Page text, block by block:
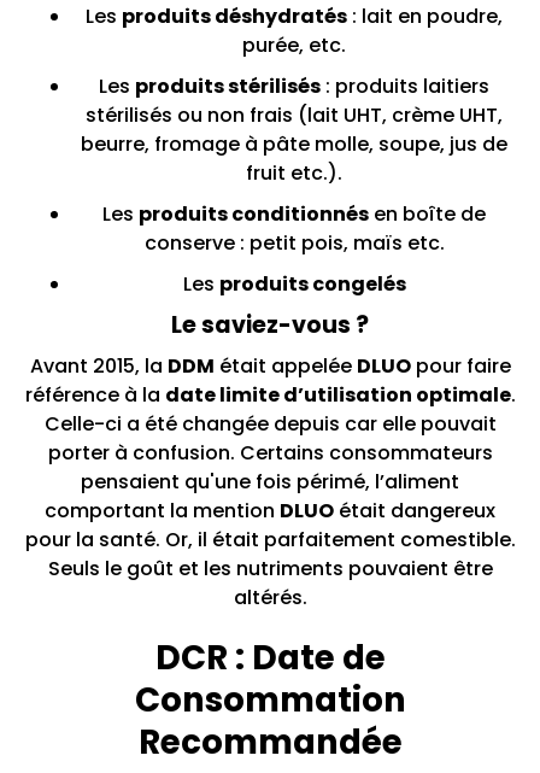
Les produits déshydratés : lait en poudre,
purée, etc.
Les produits stérilisés : produits laitiers
stérilisés ou non frais (lait UHT, crème UHT,
beurre, fromage à pâte molle, soupe, jus de
fruit etc.).
Les produits conditionnés en boîte de
conserve : petit pois, maïs etc.
Les produits congelés
Le saviez-vous ?
Avant 2015, la DDM était appelée DLUOpour faire
référence à la date limite d’utilisation optimale.
Celle-ci a été changée depuis car elle pouvait
porter à confusion. Certains consommateurs
pensaient qu'une fois périmé, l’aliment
comportant la mention DLUO était dangereux
pour la santé. Or, il était parfaitement comestible.
Seuls le goût et les nutriments pouvaient être
altérés.
DCR : Date de
Consommation
Recommandée